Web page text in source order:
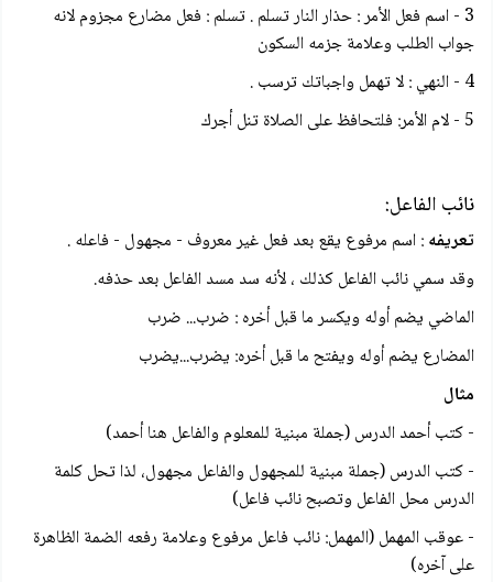
3 - اسم فعل الأمر : حذار النار تسلم . تسلم : فعل مضارع مجزوم لانه
جواب الطلب وعلامة جزمه السكون
4 - النهي : لا تهمل واجباتك ترسب .
5 - لام الأمر: فلتحافظ على الصلاة تنل أجرك
نائب الفاعل:
تعريفه: اسم مرفوع يقع بعد فعل غير معروف - مجهول - فاعله .
وقد سمي نائب الفاعل كذلك ، لأنه سد مسد الفاعل بعد حذفه.
الماضي يضم أوله ويكسر ما قبل أخره : ضرب... ضرب
المضارع يضم أوله ويفتح ما قبل أخره: يضرب...يضرب
مثال
- كتب أحمد الدرس (جملة مبنية للمعلوم والفاعل هنا أحمد)
- كتب الدرس (جملة مبنية للمجهول والفاعل مجهول، لذا تحل كلمة
الدرس محل الفاعل وتصبح نائب فاعل)
- عوقب المهمل (المهمل: نائب فاعل مرفوع وعلامة رفعه الضمة الظاهرة
على آخره)